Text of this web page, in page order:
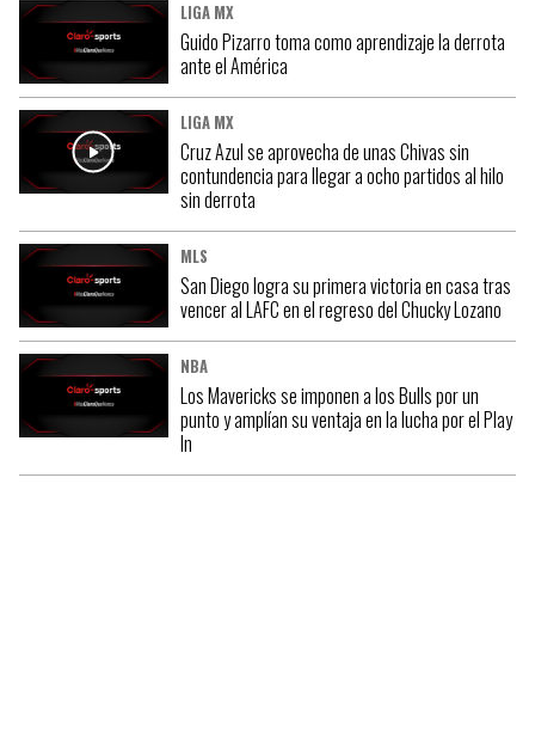
LIGA MX
Guido Pizarro toma como aprendizaje la derrota
ante el América
LIGA MX
Cruz Azul se aprovecha de unas Chivas sin
contundencia para llegar a ocho partidos al hilo
sin derrota
MLS
San Diego logra su primera victoria en casa tras
vencer al LAFC en el regreso del Chucky Lozano
NBA
Los Mavericks se imponen a los Bulls por un
punto y amplían su ventaja en la lucha por el Play
In